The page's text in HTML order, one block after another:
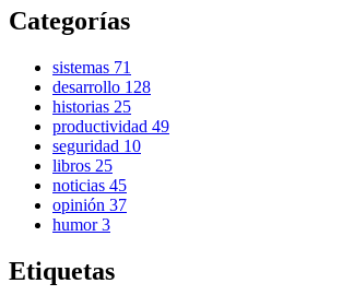
Categorías
sistemas 71
desarrollo 128
historias 25
productividad 49
seguridad 10
libros 25
noticias 45
opinión 37
humor3
Etiquetas